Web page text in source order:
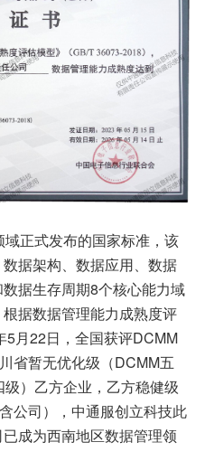
正式发布的国家标准，该
据架构、数据应用、数据
据生存周期8个核心能力域
据数据管理能力成熟度评
月22日，全国获评DCMM
省暂无优化级（DCMM五
）乙方企业，乙方稳健级
公司），中通服创立科技此
成为西南地区数据管理领